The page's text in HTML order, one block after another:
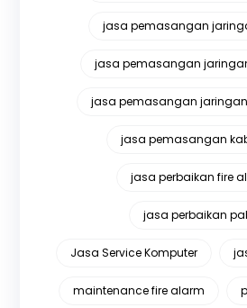
jasa pemasangan
jasa pemasangan
jasa pemasangan jaringan
jasa pemasangan
jasa perbaikan fire
jasa perbaikan
Jasa Service Komputer
maintenance fire alarm